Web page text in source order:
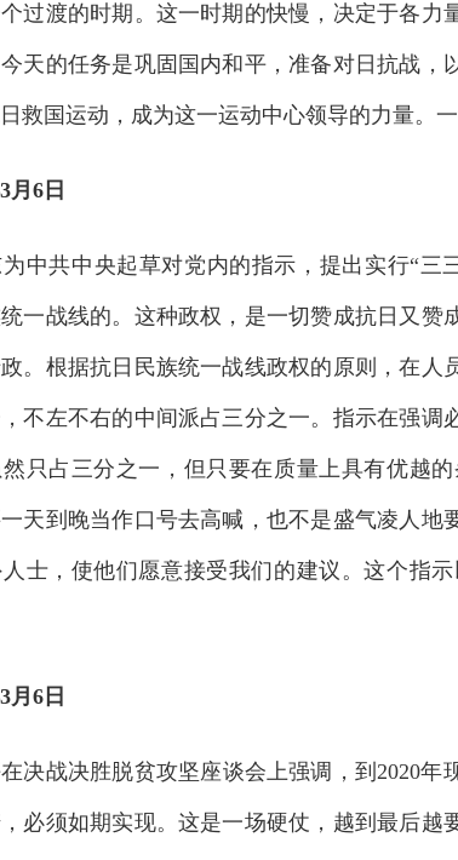
过渡的时期。这一时期的快慢，决定于各
天的任务是巩固国内和平，准备对日抗战
救国运动，成为这一运动中心领导的力量。
月6日
共中央起草对党内的指示，提出实行“三
一战线的。这种政权，是一切赞成抗日又
。根据抗日民族统一战线政权的原则，在
不左不右的中间派占三分之一。指示在强
只占三分之一，但只要在质量上具有优越
天到晚当作口号去高喊，也不是盛气凌人
士，使他们愿意接受我们的建议。这个指
6日
战决胜脱贫攻坚座谈会上强调，到2020年
必须如期实现。这是一场硬仗，越到最后